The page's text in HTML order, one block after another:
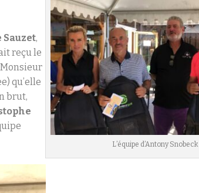
L’équipe d’Antony
Sauzet,
reçu le
qu’elle
brut,